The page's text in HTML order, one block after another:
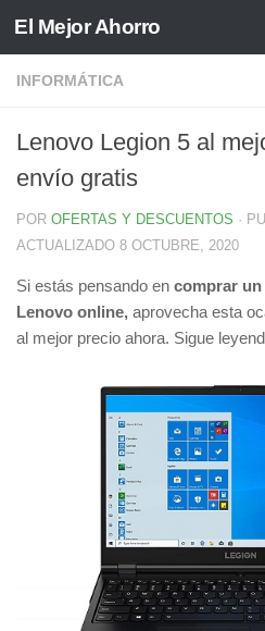
Saltar al contenido
El Mejor Ahorro
INFORMÁTICA
Lenovo Legion 5 al
envío gratis
POR OFERTAS Y DESCUENTOS ·
ACTUALIZADO 8 OCTUBRE, 2020
Si estás pensando en comprar
Lenovo online, aprovecha esta
al mejor precio ahora. Sigue